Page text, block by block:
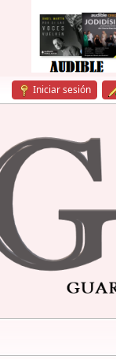
Iniciar sesión